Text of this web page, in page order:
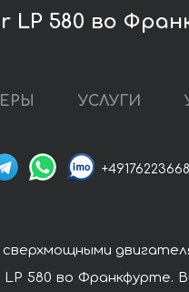
LP 580 во
УСЛУГИ
580 во Франкфурте.